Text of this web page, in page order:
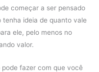
começar a ser pensado
ideia de quanto vale
ele, pelo menos no
valor.
fazer com que você